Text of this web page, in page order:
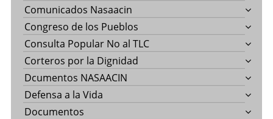
Comunicados Nasaacin
Congreso de los Pueblos
Consulta Popular No al TLC
Corteros por la Dignidad
Dcumentos NASAACIN
Defensa a la Vida
Documentos